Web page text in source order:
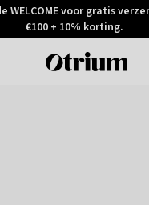
WELCOME voor gratis
€100 + 10% korting.
Otrium